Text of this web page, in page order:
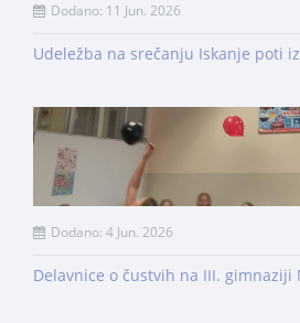
Dodano: 11 Jun. 2026
Udeležba na srečanju Iskanje poti
Dodano: 4 Jun. 2026
Delavnice o čustvih na III. gimnaziji